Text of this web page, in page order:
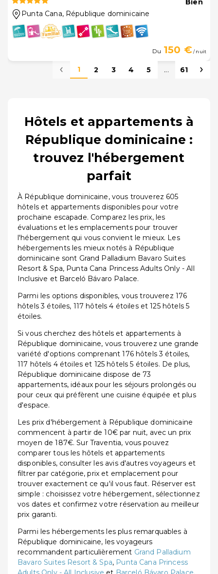
Punta Cana, République dominicaine
Bien
Du 150 €/ nuit
1 2 3 4 5 ... 61
Hôtels et appartements à
République dominicaine :
trouvez l'hébergement
parfait
À République dominicaine, vous trouverez 605
hôtels et appartements disponibles pour votre
prochaine escapade. Comparez les prix, les
évaluations et les emplacements pour trouver
l'hébergement qui vous convient le mieux. Les
hébergements les mieux notés à République
dominicaine sont Grand Palladium Bavaro Suites
Resort & Spa, Punta Cana Princess Adults Only - All
Inclusive et Barceló Bávaro Palace.
Parmi les options disponibles, vous trouverez 176
hôtels 3 étoiles, 117 hôtels 4 étoiles et 125 hôtels 5
étoiles.
Si vous cherchez des hôtels et appartements à
République dominicaine, vous trouverez une grande
variété d'options comprenant 176 hôtels 3 étoiles,
117 hôtels 4 étoiles et 125 hôtels 5 étoiles. De plus,
République dominicaine dispose de 73
appartements, idéaux pour les séjours prolongés ou
pour ceux qui préfèrent une cuisine équipée et plus
d'espace.
Les prix d'hébergement à République dominicaine
commencent à partir de 10€ par nuit, avec un prix
moyen de 187€. Sur Traventia, vous pouvez
comparer tous les hôtels et appartements
disponibles, consulter les avis d'autres voyageurs et
filtrer par catégorie, prix et emplacement pour
trouver exactement ce qu'il vous faut. Réserver est
simple : choisissez votre hébergement, sélectionnez
vos dates et confirmez votre réservation au meilleur
prix garanti.
Parmi les hébergements les plus remarquables à
République dominicaine, les voyageurs
recommandent particulièrement Grand Palladium
Bavaro Suites Resort & Spa, Punta Cana Princess